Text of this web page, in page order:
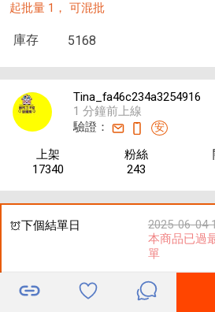
起批量 1， 可混批
庫存 5168
Tina_fa46c234a3254916
1 分鐘前上線
驗證：
安
上架
17340
粉絲
243
下個結單日
2025-06-04
本商品已過
單